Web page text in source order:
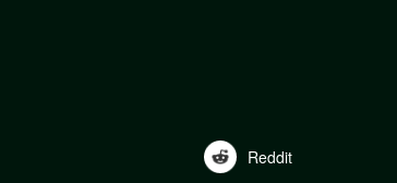
Reddit